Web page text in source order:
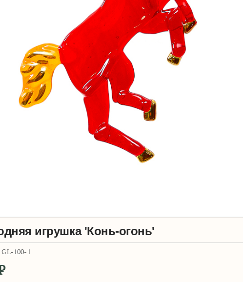
игрушка 'Конь-огонь'
GL-100-1